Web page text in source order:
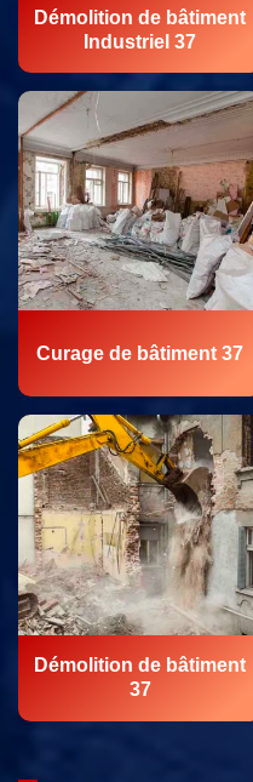
Démolition de bâtiment
Industriel 37
Curage de bâtiment 37
Démolition de bâtiment
37